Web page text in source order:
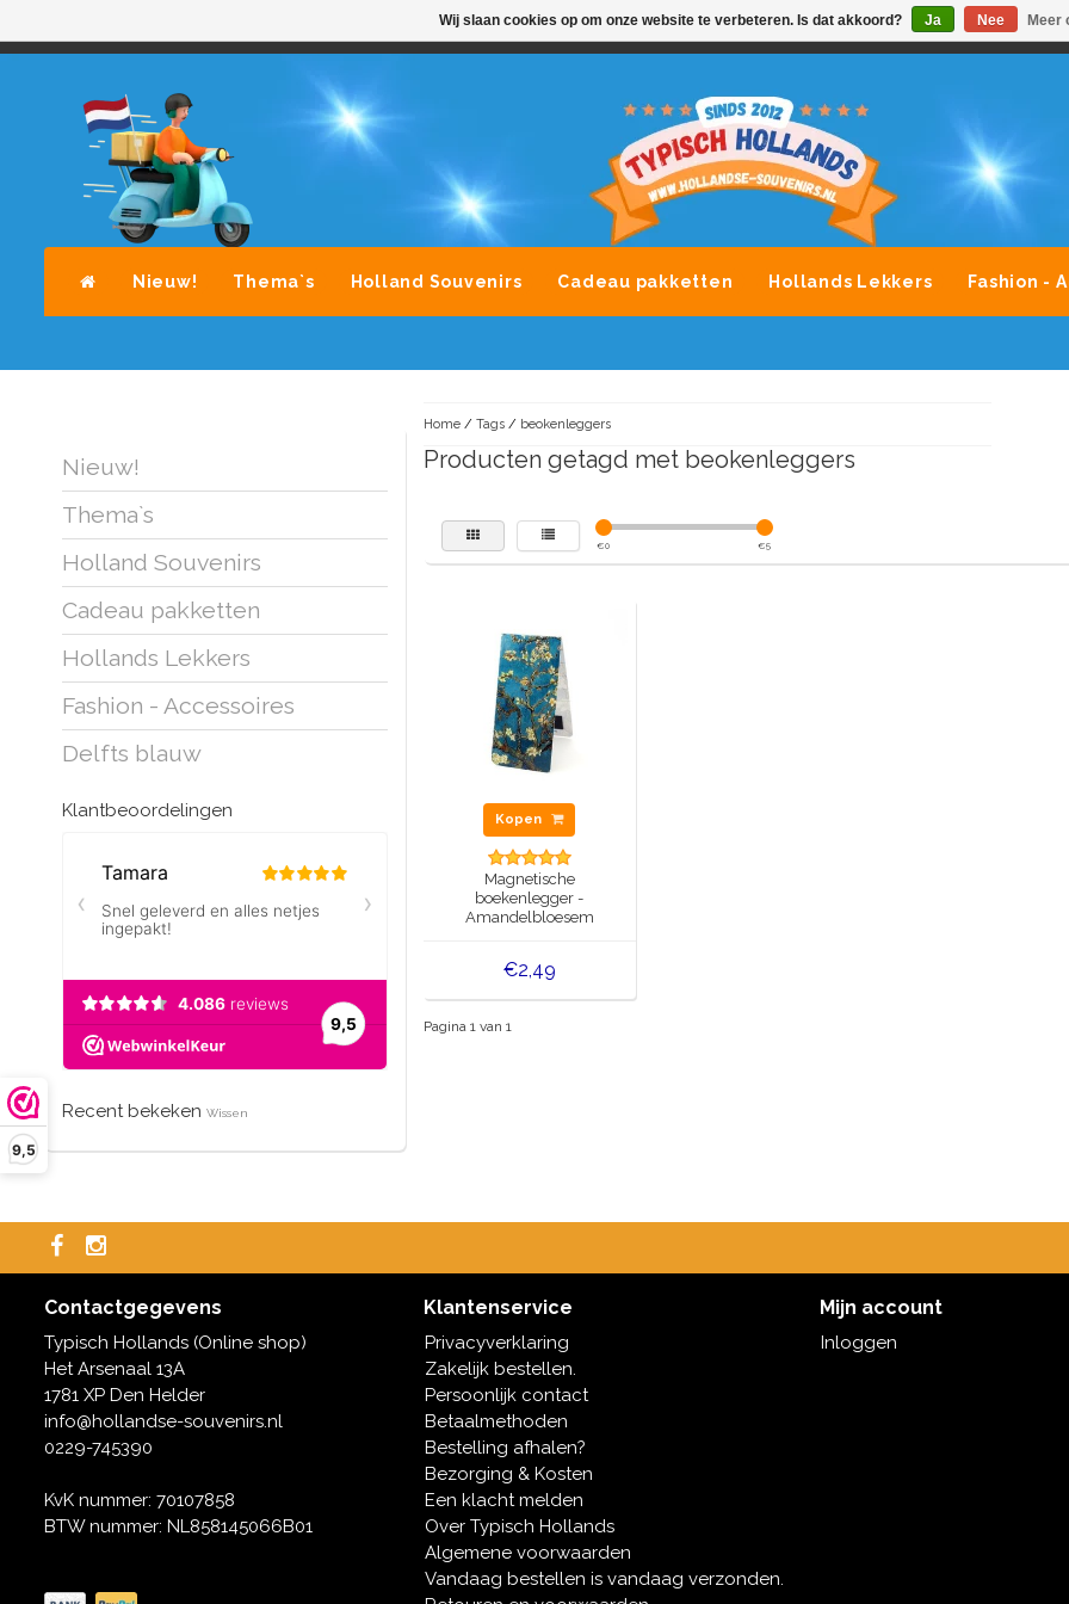
9,5
AVONDLEVERING MOGELIJK ALLE MERKEN SOUVENIRS
Nieuw! Thema`s Holland Souvenirs Cadeau pakketten Hollands Lekkers Fashion -
Nieuw!
Thema`s
Holland Souvenirs
Cadeau pakketten
Hollands Lekkers
Fashion - Accessoires
Delfts blauw
Klantbeoordelingen
Recent bekeken Wissen
Home/ Tags/ beokenleggers
Producten getagd met beokenleggers
€0 €5
Kopen
Magnetische
boekenlegger -
Amandelbloesem
€2,49
Pagina 1 van 1
Contactgegevens
Typisch Hollands (Online shop)
Het Arsenaal 13A
1781 XP Den Helder
info@hollandse-souvenirs.nl
0229-745390
KvK nummer: 70107858
BTW nummer: NL858145066B01
Klantenservice
Privacyverklaring
Zakelijk bestellen.
Persoonlijk contact
Betaalmethoden
Bestelling afhalen?
Bezorging & Kosten
Een klacht melden
Over Typisch Hollands
Algemene voorwaarden
Vandaag bestellen is vandaag verzonden.
Mijn account
Inloggen
Wij slaan cookies op om onze website te verbeteren. Is dat akkoord? Ja Nee Meer